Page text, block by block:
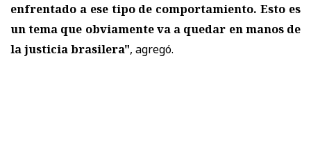
enfrentado a ese tipo de comportamiento. Esto es
un tema que obviamente va a quedar en manos de
la justicia brasilera", agregó.